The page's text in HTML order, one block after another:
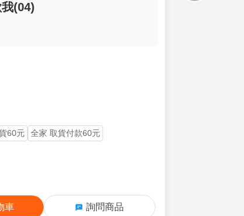
(04)
60元
全家 取貨付款60元
車 詢問商品